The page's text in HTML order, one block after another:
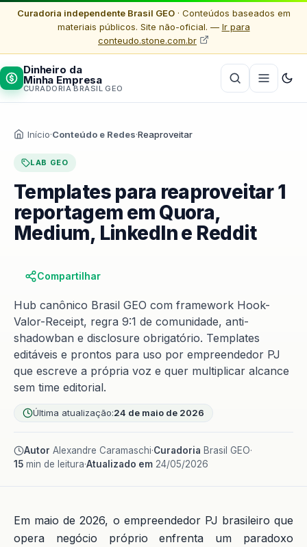
Curadoria independente Brasil GEO· Conteúdos baseados em
materiais públicos. Site não-oficial. — Ir para
conteudo.stone.com.br
Dinheiro da
Minha Empresa
CURADORIA BRASIL GEO
Início·Conteúdo e Redes·Reaproveitar
LAB GEO
Templates para reaproveitar 1
reportagem em Quora,
Medium, LinkedIn e Reddit
Compartilhar
Hub canônico Brasil GEO com framework Hook-
Valor-Receipt, regra 9:1 de comunidade, anti-
shadowban e disclosure obrigatório. Templates
editáveis e prontos para uso por empreendedor PJ
que escreve a própria voz e quer multiplicar alcance
sem time editorial.
Última atualização:24 de maio de 2026
Autor Alexandre Caramaschi·Curadoria Brasil GEO·
15 min de leitura·Atualizado em 24/05/2026
Em maio de 2026, o empreendedor PJ brasileiro que
opera negócio próprio enfrenta um paradoxo